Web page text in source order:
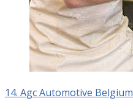
14. Agc Automotive Belgium